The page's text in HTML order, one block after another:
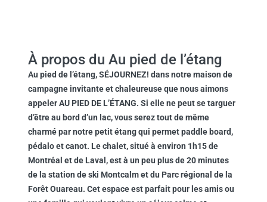
À propos du Au pied de l’étang
Au pied de l’étang, SÉJOURNEZ! dans notre maison de
campagne invitante et chaleureuse que nous aimons
appeler AU PIED DE L’ÉTANG. Si elle ne peut se targuer
d’être au bord d’un lac, vous serez tout de même
charmé par notre petit étang qui permet paddle board,
pédalo et canot. Le chalet, situé à environ 1h15 de
Montréal et de Laval, est à un peu plus de 20 minutes
de la station de ski Montcalm et du Parc régional de la
Forêt Ouareau. Cet espace est parfait pour les amis ou